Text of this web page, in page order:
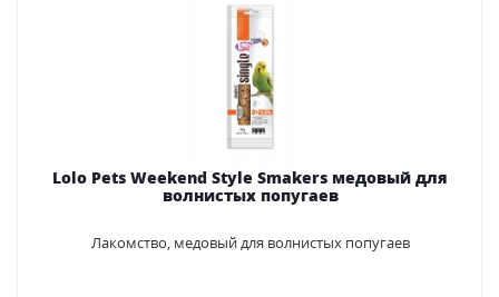
Lolo Pets Weekend Style Smakers медовый для
волнистых попугаев
Лакомство, медовый для волнистых попугаев